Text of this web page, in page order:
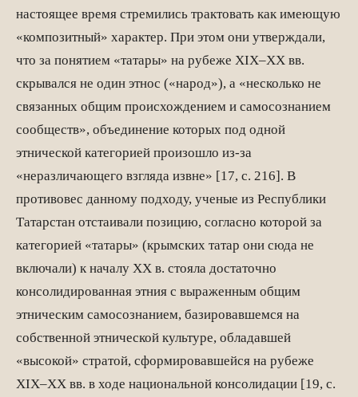
настоящее время стремились трактовать как имеющую
«композитный» характер. При этом они утверждали,
что за понятием «татары» на рубеже XIX–XX вв.
скрывался не один этнос («народ»), а «несколько не
связанных общим происхождением и самосознанием
сообществ», объединение которых под одной
этнической категорией произошло из-за
«неразличающего взгляда извне» [17, с. 216]. В
противовес данному подходу, ученые из Республики
Татарстан отстаивали позицию, согласно которой за
категорией «татары» (крымских татар они сюда не
включали) к началу XX в. стояла достаточно
консолидированная этния с выраженным общим
этническим самосознанием, базировавшемся на
собственной этнической культуре, обладавшей
«высокой» стратой, сформировавшейся на рубеже
XIX–XX вв. в ходе национальной консолидации [19, с.